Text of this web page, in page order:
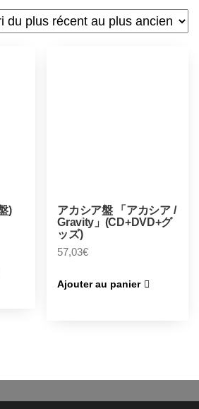
)
アカシア盤 「アカシア /
Gravity」(CD+DVD+グ
ッズ)
57,03€
Ajouter au panier